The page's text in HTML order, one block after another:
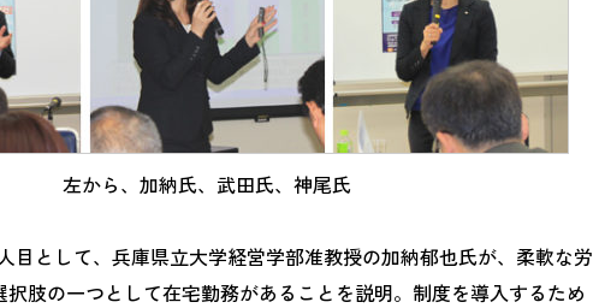
左から、加納氏、武田氏、神尾氏
目として、兵庫県立大学経営学部准教授の加納郁也氏が、柔軟な労
肢の一つとして在宅勤務があることを説明。制度を導入するため